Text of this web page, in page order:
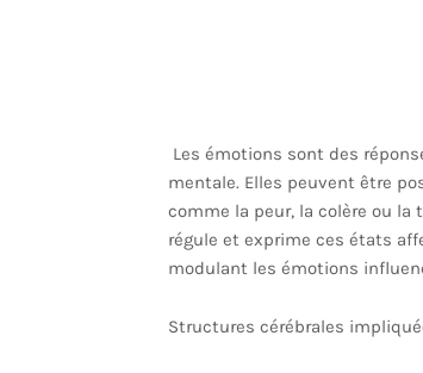
Les émotions sont des
mentale. Elles peuvent être
comme la peur, la colère ou
régule et exprime ces états
modulant les émotions
Structures cérébrales